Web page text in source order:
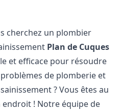
cherchez un plombier
Plan de Cuques
et efficace pour résoudre
de plomberie et
? Vous êtes au
endroit ! Notre équipe de